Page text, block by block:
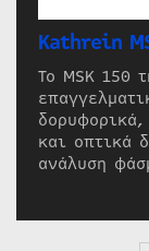
Kathrein
Το MSK 150
και οπτικά
ανάλυση